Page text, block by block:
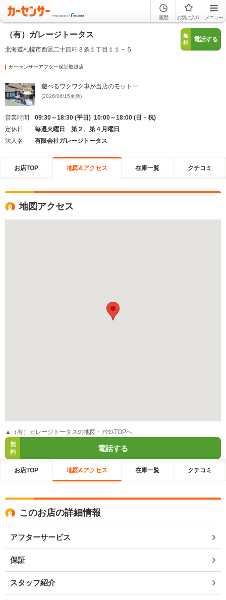
履歴 お気に入り メニュー
（有）ガレージトータス
北海道札幌市西区二十四軒３条１丁目１１－５
無
料
電話する
カーセンサーアフター保証取扱店
遊べるワクワク車が当店のモットー
(2026/06/15更新)
営業時間
09:30～18:30 (平日) 10:00～18:00 (日・祝)
定休日
毎週火曜日 第２、第４月曜日
法人名
有限会社ガレージトータス
お店TOP 地図&アクセス 在庫一覧 クチコミ
地図アクセス
▲（有）ガレージトータスの地図・ｱｸｾｽTOPへ
無
料
電話する
お店TOP 地図&アクセス 在庫一覧 クチコミ
このお店の詳細情報
アフターサービス
保証
スタッフ紹介